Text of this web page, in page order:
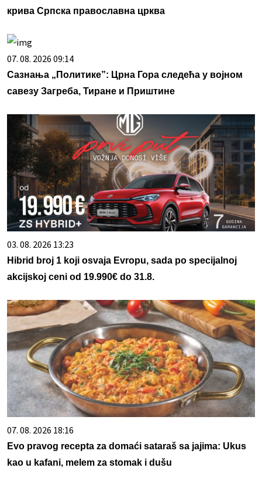
крива Српска православна црква
07. 08. 2026 09:14
Сазнања „Политике”: Црна Гора следећа у војном
савезу Загреба, Тиране и Приштине
03. 08. 2026 13:23
Hibrid broj 1 koji osvaja Evropu, sada po specijalnoj
akcijskoj ceni od 19.990€ do 31.8.
07. 08. 2026 18:16
Evo pravog recepta za domaći sataraš sa jajima: Ukus
kao u kafani, melem za stomak i dušu